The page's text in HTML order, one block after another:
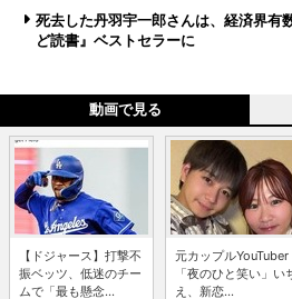
死去した丹羽宇一郎さんは、経済界
ど読書』ベストセラーに
動画で見る
【ドジャース】打撃不
振ベッツ、低迷のチー
ムで「最も懸念...
元カップルYouTuber
「夜のひと笑い」い
え、新恋...